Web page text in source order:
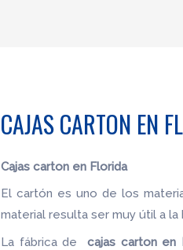
CAJAS CARTON EN
Cajas carton en Florida
El cartón es uno de los
material resulta ser muy útil a
La fábrica decajas carton en